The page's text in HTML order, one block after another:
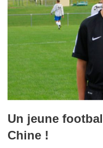
Un jeune
Chine !